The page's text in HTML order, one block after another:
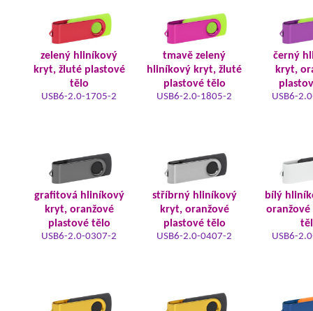
zelený hliníkový
kryt, žluté plastové
tělo
USB6-2.0-1705-2
tmavě zelený
hliníkový kryt, žluté
plastové tělo
USB6-2.0-1805-2
černý
kryt,
USB6-
grafitová hliníkový
kryt, oranžové
plastové tělo
USB6-2.0-0307-2
stříbrný hliníkový
kryt, oranžové
plastové tělo
USB6-2.0-0407-2
bílý
oranžové
USB6-